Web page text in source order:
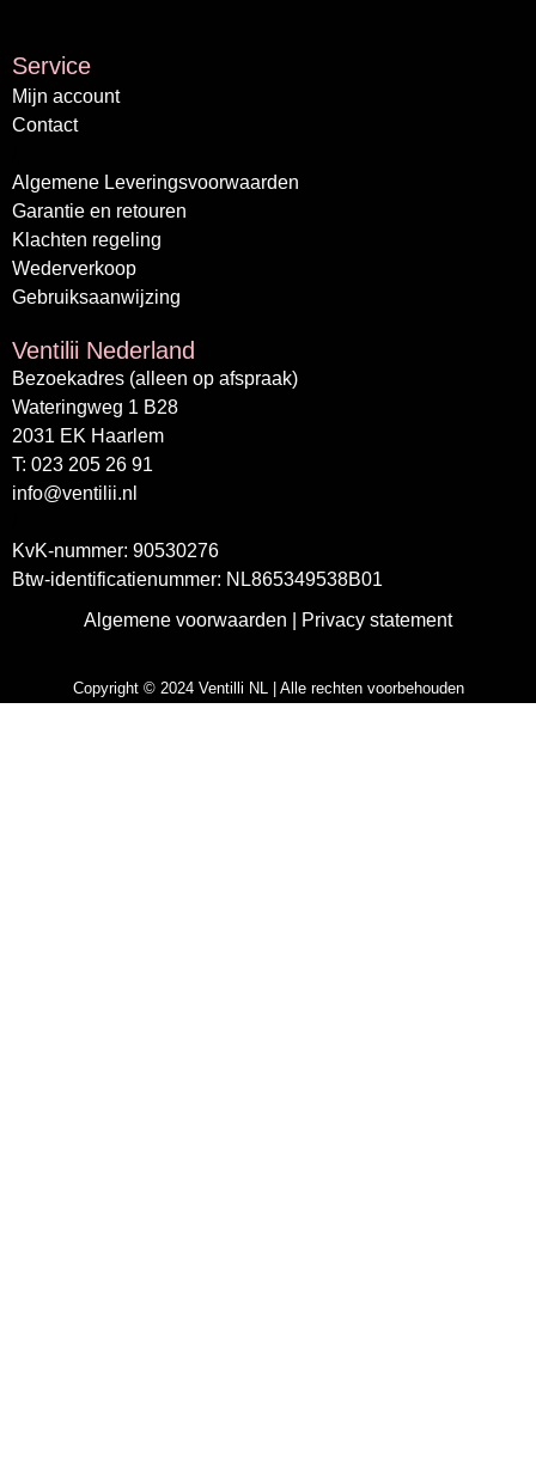
Service
Mijn account
Contact
Algemene Leveringsvoorwaarden
Garantie en retouren
Klachten regeling
Wederverkoop
Gebruiksaanwijzing
Ventilii Nederland
Bezoekadres (alleen op afspraak)
Wateringweg 1 B28
2031 EK Haarlem
T: 023 205 26 91
info@ventilii.nl
KvK-nummer: 90530276
Btw-identificatienummer: NL865349538B01
Algemene voorwaarden
Privacy statement
Copyright © 2024 Ventilli NL | Alle rechten voorbehouden